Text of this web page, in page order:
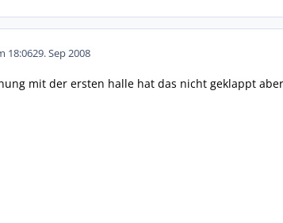
18:0629. Sep 2008
mit der ersten halle hat das nicht geklappt